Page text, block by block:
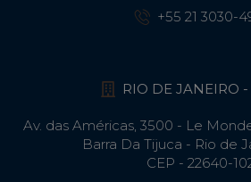
+55 21 3030-
RIO DE JANEIRO
Av. das Américas, 3500 - Le
Barra Da Tijuca - Rio de
CEP - 22640-